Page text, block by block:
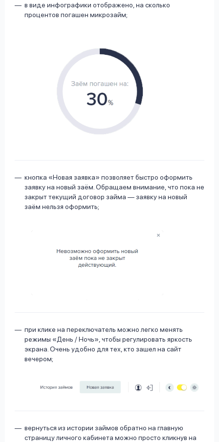
в виде инфографики отображено, на сколько
процентов погашен микрозайм;
кнопка «Новая заявка» позволяет быстро оформить
заявку на новый заём. Обращаем внимание, что пока не
закрыт текущий договор займа — заявку на новый
заём нельзя оформить;
при клике на переключатель можно легко менять
режимы «День / Ночь», чтобы регулировать яркость
экрана. Очень удобно для тех, кто зашел на сайт
вечером;
вернуться из истории займов обратно на главную
страницу личного кабинета можно просто кликнув на